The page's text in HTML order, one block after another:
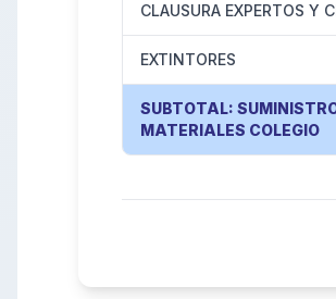
CLAUSURA EXPERTOS Y
EXTINTORES
SUBTOTAL:
MATERIALES COLEGIO